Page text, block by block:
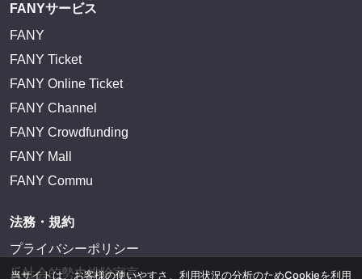
FANYサービス
FANY
FANY Ticket
FANY Online Ticket
FANY Channel
FANY Crowdfunding
FANY Mall
FANY Commu
法務・規約
プライバシーポリシー
反社会的勢力排除宣言
当サイトは、お客様の使いやすさ、利用状況の分析のためCookieを利用